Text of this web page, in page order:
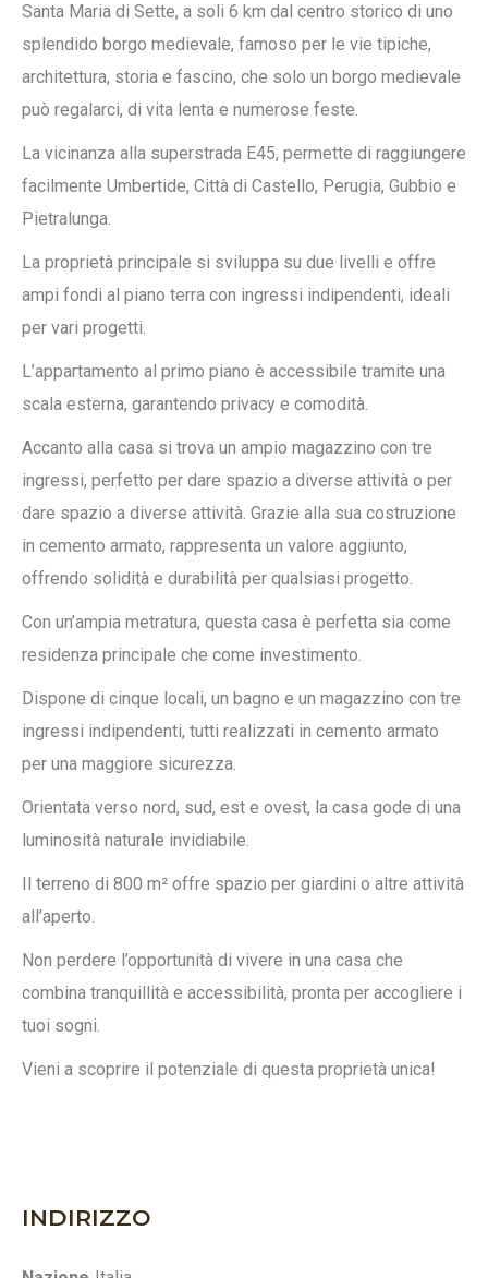
Santa Maria di Sette, a soli 6 km dal centro storico di uno
splendido borgo medievale, famoso per le vie tipiche,
architettura, storia e fascino, che solo un borgo medievale
può regalarci, di vita lenta e numerose feste.
La vicinanza alla superstrada E45, permette di raggiungere
facilmente Umbertide, Città di Castello, Perugia, Gubbio e
Pietralunga.
La proprietà principale si sviluppa su due livelli e offre
ampi fondi al piano terra con ingressi indipendenti, ideali
per vari progetti.
L’appartamento al primo piano è accessibile tramite una
scala esterna, garantendo privacy e comodità.
Accanto alla casa si trova un ampio magazzino con tre
ingressi, perfetto per dare spazio a diverse attività o per
dare spazio a diverse attività. Grazie alla sua costruzione
in cemento armato, rappresenta un valore aggiunto,
offrendo solidità e durabilità per qualsiasi progetto.
Con un’ampia metratura, questa casa è perfetta sia come
residenza principale che come investimento.
Dispone di cinque locali, un bagno e un magazzino con tre
ingressi indipendenti, tutti realizzati in cemento armato
per una maggiore sicurezza.
Orientata verso nord, sud, est e ovest, la casa gode di una
luminosità naturale invidiabile.
Il terreno di 800 m² offre spazio per giardini o altre attività
all’aperto.
Non perdere l’opportunità di vivere in una casa che
combina tranquillità e accessibilità, pronta per accogliere i
tuoi sogni.
Vieni a scoprire il potenziale di questa proprietà unica!
INDIRIZZO